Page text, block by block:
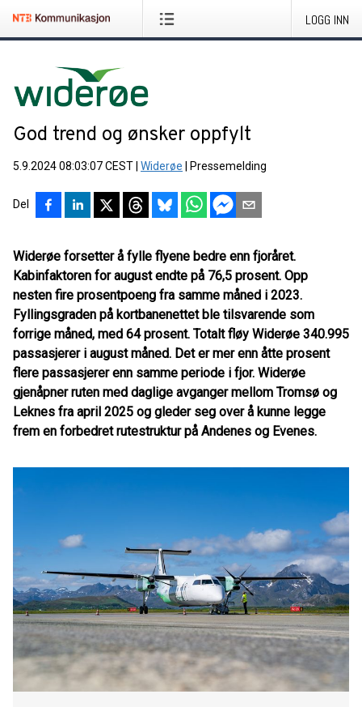
LOGG INN
God trend og ønsker oppfylt
5.9.2024 08:03:07 CEST Widerøe Pressemelding
Del
Widerøe forsetter å fylle flyene bedre enn fjoråret.
Kabinfaktoren for august endte på 76,5 prosent. Opp
nesten fire prosentpoeng fra samme måned i 2023.
Fyllingsgraden på kortbanenettet ble tilsvarende som
forrige måned, med 64 prosent. Totalt fløy Widerøe 340.995
passasjerer i august måned. Det er mer enn åtte prosent
flere passasjerer enn samme periode i fjor. Widerøe
gjenåpner ruten med daglige avganger mellom Tromsø og
Leknes fra april 2025 og gleder seg over å kunne legge
frem en forbedret rutestruktur på Andenes og Evenes.